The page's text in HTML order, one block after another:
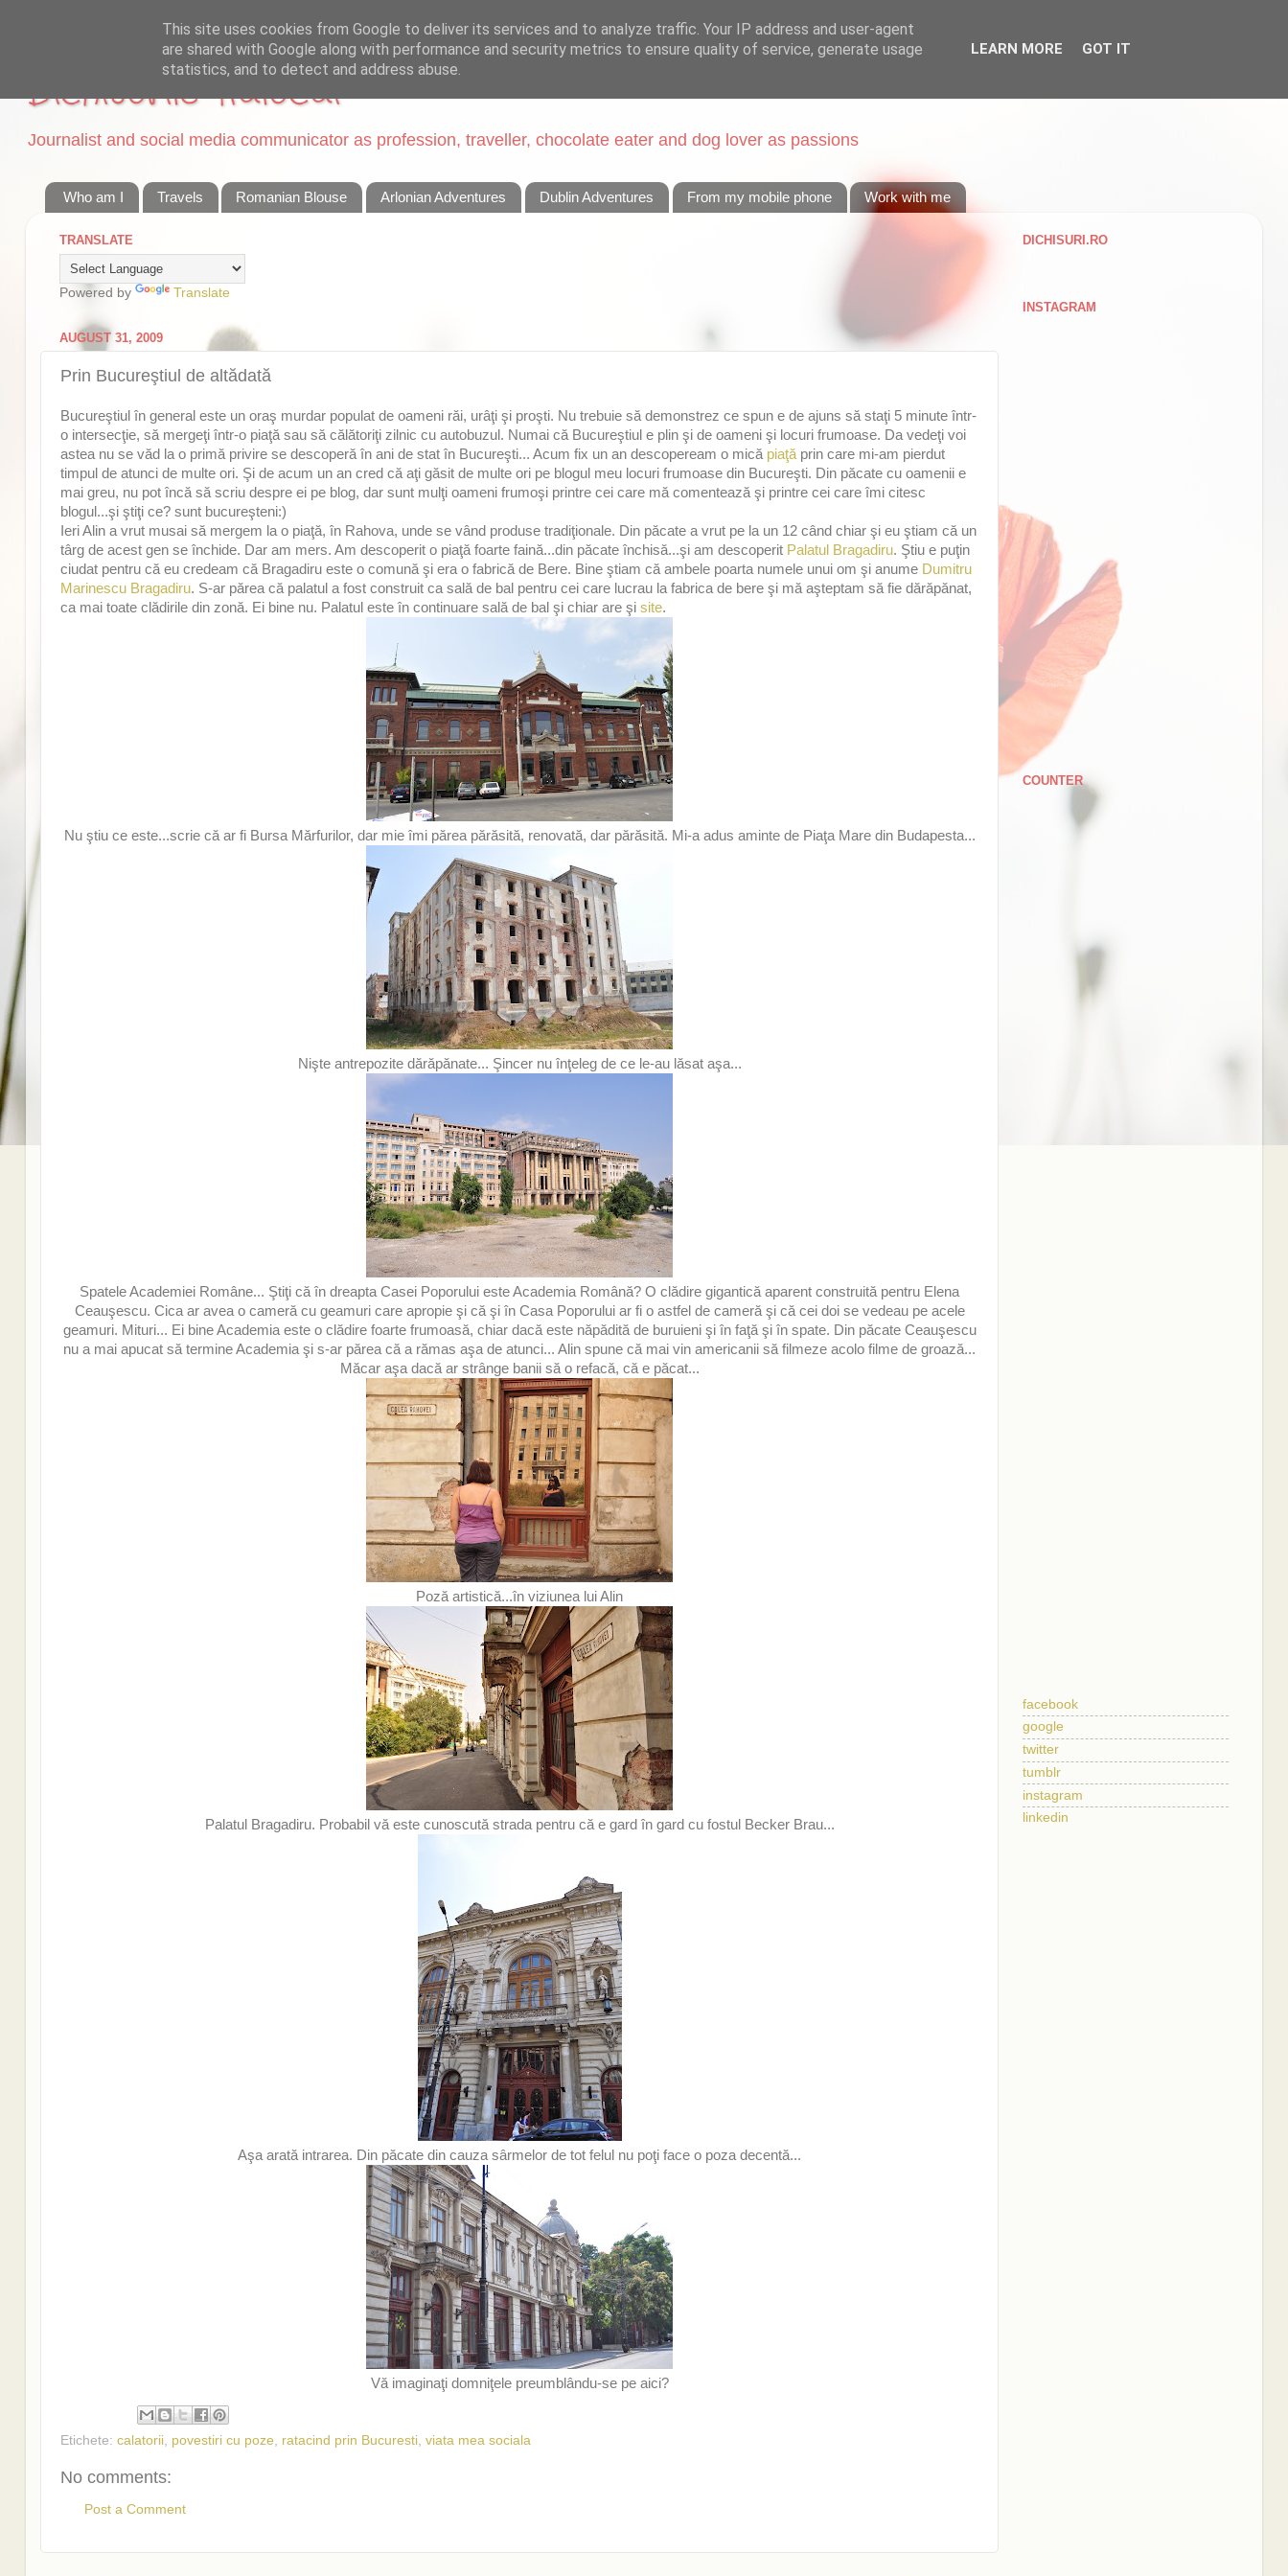
Dichisurile Ralucai
Journalist and social media communicator as profession, traveller, chocolate eater and dog lover as passions
Who am I Travels Romanian Blouse Arlonian Adventures Dublin Adventures From my mobile phone Work with me
TRANSLATE
Powered by Translate
AUGUST 31, 2009
Prin Bucureştiul de altădată
Bucureştiul în general este un oraş murdar populat de oameni răi, urâţi şi proşti. Nu trebuie să demonstrez ce spun e de ajuns să staţi 5 minute într-
o intersecţie, să mergeţi într-o piaţă sau să călătoriţi zilnic cu autobuzul. Numai că Bucureştiul e plin şi de oameni şi locuri frumoase. Da vedeţi voi
astea nu se văd la o primă privire se descoperă în ani de stat în Bucureşti... Acum fix un an descopeream o mică piaţă prin care mi-am pierdut
timpul de atunci de multe ori. Şi de acum un an cred că aţi găsit de multe ori pe blogul meu locuri frumoase din Bucureşti. Din păcate cu oamenii e
mai greu, nu pot încă să scriu despre ei pe blog, dar sunt mulţi oameni frumoşi printre cei care mă comentează şi printre cei care îmi citesc
blogul...şi ştiţi ce? sunt bucureşteni:)
Ieri Alin a vrut musai să mergem la o piaţă, în Rahova, unde se vând produse tradiţionale. Din păcate a vrut pe la un 12 când chiar şi eu ştiam că un
târg de acest gen se închide. Dar am mers. Am descoperit o piaţă foarte faină...din păcate închisă...şi am descoperit Palatul Bragadiru. Ştiu e puţin
ciudat pentru că eu credeam că Bragadiru este o comună şi era o fabrică de Bere. Bine ştiam că ambele poarta numele unui om şi anume Dumitru
Marinescu Bragadiru. S-ar părea că palatul a fost construit ca sală de bal pentru cei care lucrau la fabrica de bere şi mă aşteptam să fie dărăpănat,
ca mai toate clădirile din zonă. Ei bine nu. Palatul este în continuare sală de bal şi chiar are şi site.
Nu ştiu ce este...scrie că ar fi Bursa Mărfurilor, dar mie îmi părea părăsită, renovată, dar părăsită. Mi-a adus aminte de Piaţa Mare din Budapesta...
Nişte antrepozite dărăpănate... Şincer nu înţeleg de ce le-au lăsat aşa...
Spatele Academiei Române... Ştiţi că în dreapta Casei Poporului este Academia Română? O clădire gigantică aparent construită pentru Elena
Ceauşescu. Cica ar avea o cameră cu geamuri care apropie şi că şi în Casa Poporului ar fi o astfel de cameră şi că cei doi se vedeau pe acele
geamuri. Mituri... Ei bine Academia este o clădire foarte frumoasă, chiar dacă este năpădită de buruieni şi în faţă şi în spate. Din păcate Ceauşescu
nu a mai apucat să termine Academia şi s-ar părea că a rămas aşa de atunci... Alin spune că mai vin americanii să filmeze acolo filme de groază...
Măcar aşa dacă ar strânge banii să o refacă, că e păcat...
Poză artistică...în viziunea lui Alin
Palatul Bragadiru. Probabil vă este cunoscută strada pentru că e gard în gard cu fostul Becker Brau...
Aşa arată intrarea. Din păcate din cauza sârmelor de tot felul nu poţi face o poza decentă...
Vă imaginaţi domniţele preumblându-se pe aici?
Etichete: calatorii, povestiri cu poze, ratacind prin Bucuresti, viata mea sociala
No comments:
Post a Comment
DICHISURI.RO
INSTAGRAM
COUNTER
facebook
google
twitter
tumblr
instagram
linkedin
This site uses cookies from Google to deliver its services and to analyze traffic. Your IP address and user-agent
are shared with Google along with performance and security metrics to ensure quality of service, generate usage
statistics, and to detect and address abuse.
LEARN MORE GOT IT